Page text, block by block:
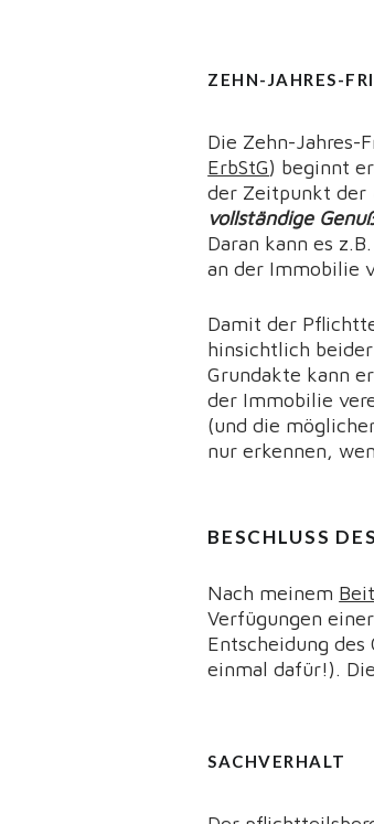
ZEHN-JAHRES-
Die Zehn-Jahres-
ErbStG) beginnt
der Zeitpunkt der
vollständige
Daran kann es
an der Immobilie
Damit der
hinsichtlich
Grundakte kann
der Immobilie
(und die
nur erkennen,
BESCHLUSS
Nach meinem
Verfügungen
Entscheidung
einmal dafür!).
SACHVERHALT